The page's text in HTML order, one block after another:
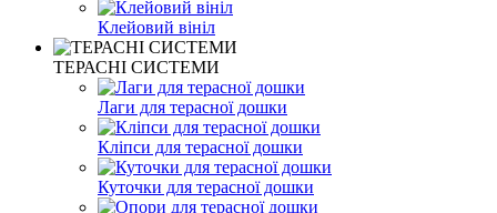
Клейовий вініл
ТЕРАСНІ СИСТЕМИ
Лаги для терасної дошки
Кліпси для терасної дошки
Куточки для терасної дошки